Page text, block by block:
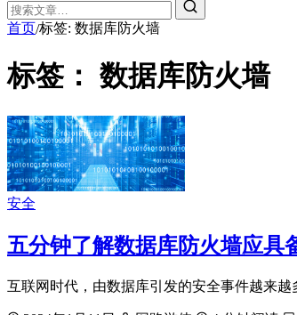
首页/标签: 数据库防火墙
标签： 数据库防火墙
安全
五分钟了解数据库防火墙应具
互联网时代，由数据库引发的安全事件越来